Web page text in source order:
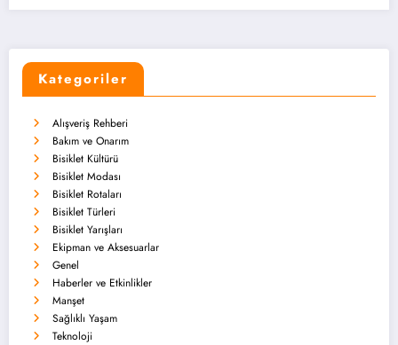
Kategoriler
Alışveriş Rehberi
Bakım ve Onarım
Bisiklet Kültürü
Bisiklet Modası
Bisiklet Rotaları
Bisiklet Türleri
Bisiklet Yarışları
Ekipman ve Aksesuarlar
Genel
Haberler ve Etkinlikler
Manşet
Sağlıklı Yaşam
Teknoloji